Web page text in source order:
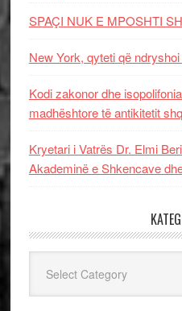
SPAÇI NUK E MPOSHTI
New York, qyteti që
Kodi zakonor dhe
madhështore të antikitetit
Kryetari i Vatrës Dr. Elmi
Akademinë e Shkencave